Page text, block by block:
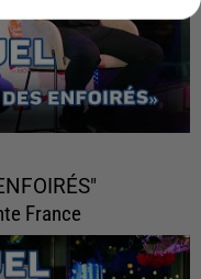
France